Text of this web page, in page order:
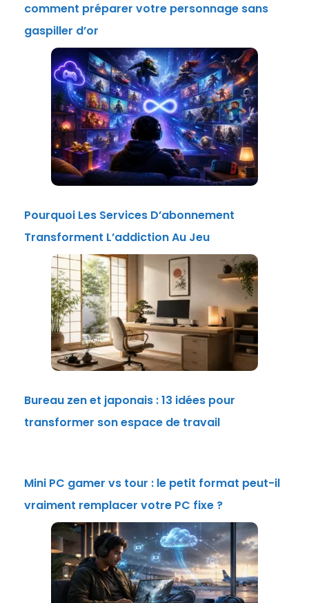
comment préparer votre personnage sans
gaspiller d’or
Pourquoi Les Services D’abonnement
Transforment L’addiction Au Jeu
Bureau zen et japonais : 13 idées pour
transformer son espace de travail
Mini PC gamer vs tour : le petit format peut-il
vraiment remplacer votre PC fixe ?